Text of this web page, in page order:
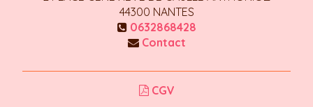
44300 NANTES
0632868428
Contact
CGV